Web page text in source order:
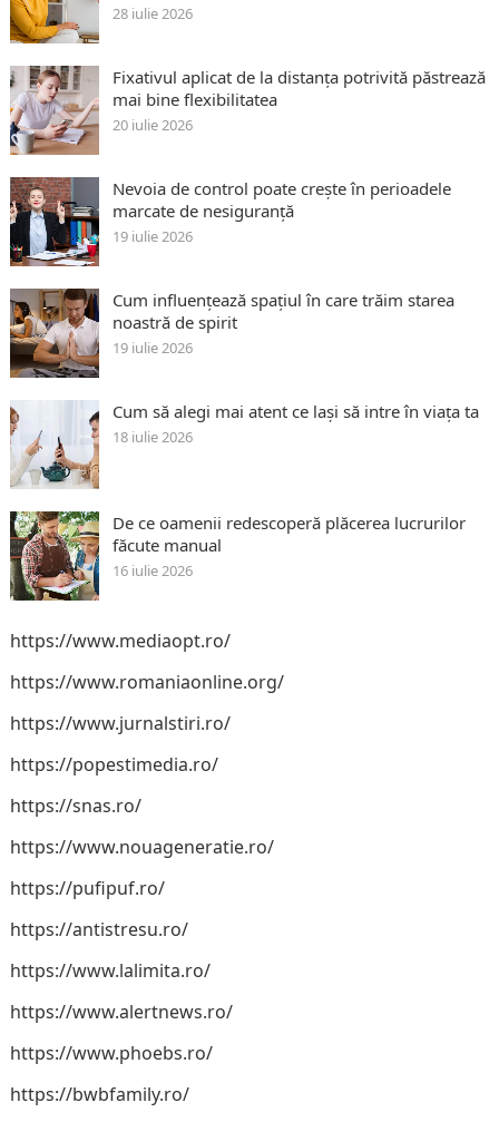
28 iulie 2026
Fixativul aplicat de la distanța potrivită păstrează
mai bine flexibilitatea
20 iulie 2026
Nevoia de control poate crește în perioadele
marcate de nesiguranță
19 iulie 2026
Cum influențează spațiul în care trăim starea
noastră de spirit
19 iulie 2026
Cum să alegi mai atent ce lași să intre în viața ta
18 iulie 2026
De ce oamenii redescoperă plăcerea lucrurilor
făcute manual
16 iulie 2026
https://www.mediaopt.ro/
https://www.romaniaonline.org/
https://www.jurnalstiri.ro/
https://popestimedia.ro/
https://snas.ro/
https://www.nouageneratie.ro/
https://pufipuf.ro/
https://antistresu.ro/
https://www.lalimita.ro/
https://www.alertnews.ro/
https://www.phoebs.ro/
https://bwbfamily.ro/